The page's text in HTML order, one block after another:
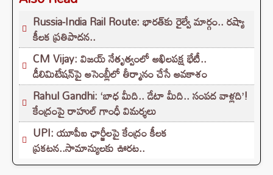
Russia-India Rail Route: భారత్‌కు రైల్వే మార్గం.. రష్యా
కీలక ప్రతిపాదన..
CM Vijay: విజయ్ నేతృత్వంలో అఖిలపక్ష భేటీ..
డీలిమిటేషన్‌పై అసెంబ్లీలో తీర్మానం చేసే అవకాశం
Rahul Gandhi: ‘బాధ మీది.. డేటా మీది.. సంపద వాళ్లది’!
కేంద్రంపై రాహుల్ గాంధీ విమర్శలు
UPI: యూపీఐ ఛార్జీలపై కేంద్రం కీలక
ప్రకటన..సామాన్యులకు ఊరట..